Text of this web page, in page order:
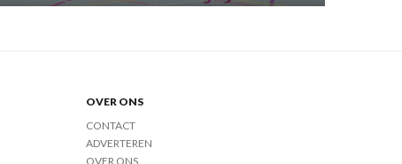
OVER ONS
CONTACT
ADVERTEREN
OVER ONS